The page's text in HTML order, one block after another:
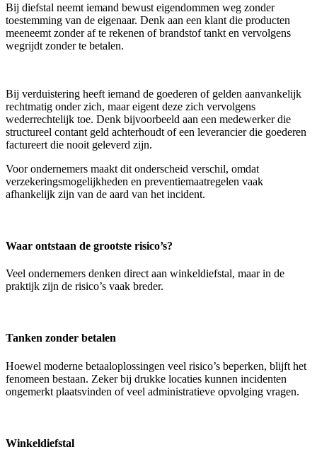
Bij diefstal neemt iemand bewust eigendommen weg zonder
toestemming van de eigenaar. Denk aan een klant die producten
meeneemt zonder af te rekenen of brandstof tankt en vervolgens
wegrijdt zonder te betalen.
Bij verduistering heeft iemand de goederen of gelden aanvankelijk
rechtmatig onder zich, maar eigent deze zich vervolgens
wederrechtelijk toe. Denk bijvoorbeeld aan een medewerker die
structureel contant geld achterhoudt of een leverancier die goederen
factureert die nooit geleverd zijn.
Voor ondernemers maakt dit onderscheid verschil, omdat
verzekeringsmogelijkheden en preventiemaatregelen vaak
afhankelijk zijn van de aard van het incident.
Waar ontstaan de grootste risico’s?
Veel ondernemers denken direct aan winkeldiefstal, maar in de
praktijk zijn de risico’s vaak breder.
Tanken zonder betalen
Hoewel moderne betaaloplossingen veel risico’s beperken, blijft het
fenomeen bestaan. Zeker bij drukke locaties kunnen incidenten
ongemerkt plaatsvinden of veel administratieve opvolging vragen.
Winkeldiefstal